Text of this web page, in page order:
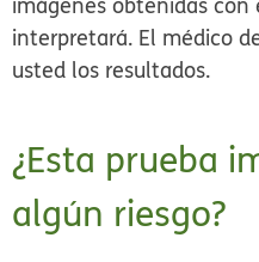
interpretará. El médico
usted los resultados.
¿Esta prueba
algún riesgo?